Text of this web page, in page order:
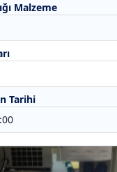
Malzeme
Tarihi